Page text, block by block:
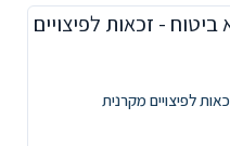
לפיצויים מקרנית